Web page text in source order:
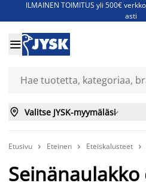
ILMAINEN TOIMITUS yli 500€
asti
Jenkkisänkyjä -

 Valitse JYSK-myymäläsi
Etusivu  Eteinen  Eteiskalusteet 
Seinänaulakko